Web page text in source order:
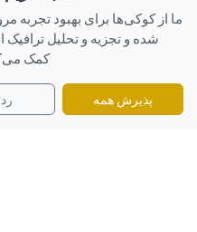
ما از کوکی‌ها برای بهبود
شده و تجزیه و تحلیل
کمک
پذیرش همه